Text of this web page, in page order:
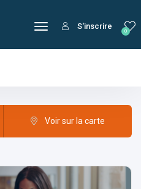
0
S'inscrire
Voir sur la carte